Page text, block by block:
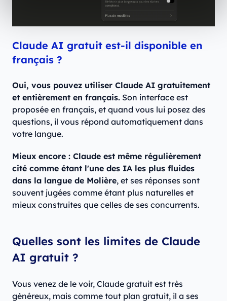
Claude AI gratuit est-il disponible en
français ?
Oui, vous pouvez utiliser Claude AI gratuitement
et entièrement en français. Son interface est
proposée en français, et quand vous lui posez des
questions, il vous répond automatiquement dans
votre langue.
Mieux encore : Claude est même régulièrement
cité comme étant l'une des IA les plus fluides
dans la langue de Molière, et ses réponses sont
souvent jugées comme étant plus naturelles et
mieux construites que celles de ses concurrents.
Quelles sont les limites de Claude
AI gratuit ?
Vous venez de le voir, Claude gratuit est très
généreux, mais comme tout plan gratuit, il a ses